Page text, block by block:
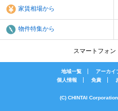
家賃相場から
物件特集から
スマートフォン
地域一覧 アーカイ
個人情報
免責
(C) CHINTAI